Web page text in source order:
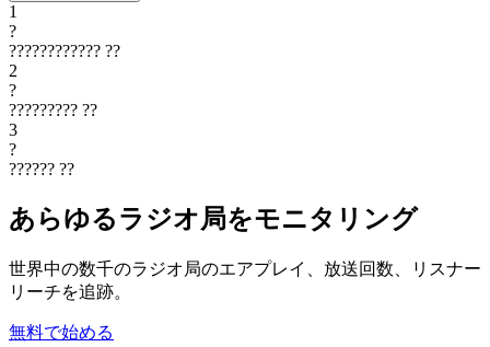
1
?
???????????? ??
2
?
????????? ??
3
?
?????? ??
あらゆるラジオ局をモニタリング
世界中の数千のラジオ局のエアプレイ、放送回数、リスナー
リーチを追跡。
無料で始める